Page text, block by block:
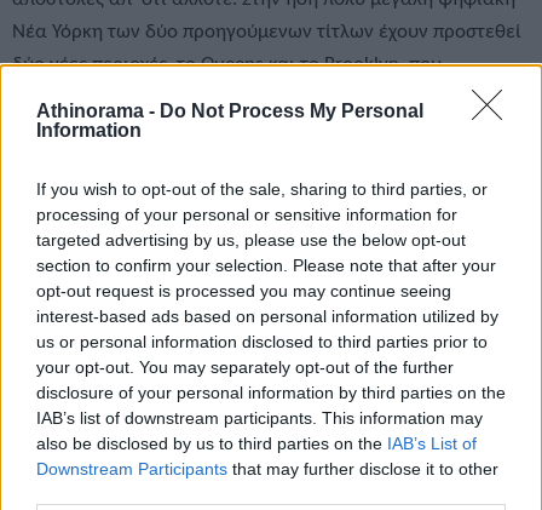
Athinorama - Do Not Process My Personal
Information
If you wish to opt-out of the sale, sharing to third parties, or
processing of your personal or sensitive information for
targeted advertising by us, please use the below opt-out
section to confirm your selection. Please note that after your
opt-out request is processed you may continue seeing
interest-based ads based on personal information utilized by
us or personal information disclosed to third parties prior to
your opt-out. You may separately opt-out of the further
disclosure of your personal information by third parties on the
IAB’s list of downstream participants. This information may
also be disclosed by us to third parties on the IAB’s List of
Downstream Participants that may further disclose it to other
Νέα Υόρκη των δύο προηγούμενων τίτλων έχουν προστεθεί
δύο νέες περιοχές, το Queens και το Brooklyn, που
εξερεύνηση, όσο και το περιθώριο για δευτερεύουσες
Morales και Peter Parker συγκεκριμένα.
Μιλώντας για τις διαθέσιμες αποστολές, η Insomniac έχει
ολοφάνερα προσπαθήσει να επιτύχει μία ισορροπία
ανάμεσα στο τί πρέπει να κάνει ο παίκτης και τί είναι
προαιρετικό - και την έχει, εν πολλοίς, πετύχει: οι
"σεναριακές" αποστολές, αυτές που προχωρούν την
υπόθεση του τίτλου, χαρακτηρίζονται από αρκετή ποικιλία
ώστε να μην έχουμε φαινόμενα... επαναληπτικότητας